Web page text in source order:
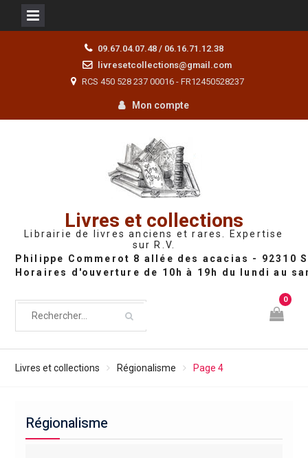
09.67.04.07.48 / 06.16.71.12.38
livresetcollections@gmail.com
RCS 450 528 237 00016 - FR12450528237
Mon compte
Livres et collections
Librairie de livres anciens et rares. Expertise
sur R.V.
0
Livres et collections Régionalisme Page 4
Régionalisme